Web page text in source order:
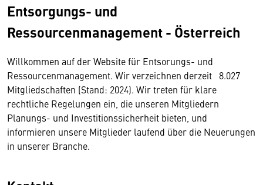
Entsorgungs- und
Ressourcenmanagement - Österreich
Willkommen auf der Website für Entsorungs- und
Ressourcenmanagement. Wir verzeichnen derzeit 8.027
Mitgliedschaften (Stand: 2024). Wir treten für klare
rechtliche Regelungen ein, die unseren Mitgliedern
Planungs- und Investitionssicherheit bieten, und
informieren unsere Mitglieder laufend über die Neuerungen
in unserer Branche.